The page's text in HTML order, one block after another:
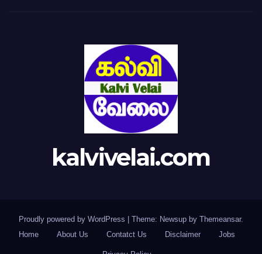
kalvivelai.com
Proudly powered by WordPress | Theme: Newsup by Themeansar.
Home
About Us Contatct Us Disclaimer Jobs